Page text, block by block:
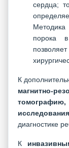
сердца;
порока
К
магнитно-
исследования
диагностике
К